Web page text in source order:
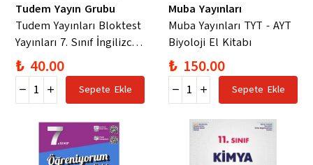
Tudem Yayın Grubu
Tudem Yayınları Bloktest
Yayınları 7. Sınıf İngilizce
40 x 10 Kılavuz Deneme
₺ 40.00
Sepete Ekle
Muba Yayınları
Muba Yayınları TYT - AYT
Biyoloji El Kitabı
₺ 150.00
Sepete Ekle